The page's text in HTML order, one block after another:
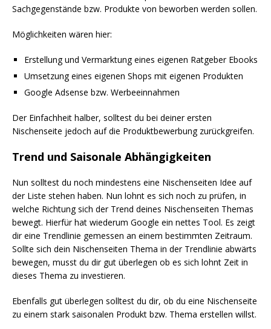
Sachgegenstände bzw. Produkte von beworben werden sollen.
Möglichkeiten wären hier:
Erstellung und Vermarktung eines eigenen Ratgeber Ebooks
Umsetzung eines eigenen Shops mit eigenen Produkten
Google Adsense bzw. Werbeeinnahmen
Der Einfachheit halber, solltest du bei deiner ersten
Nischenseite jedoch auf die Produktbewerbung zurückgreifen.
Trend und Saisonale Abhängigkeiten
Nun solltest du noch mindestens eine Nischenseiten Idee auf
der Liste stehen haben. Nun lohnt es sich noch zu prüfen, in
welche Richtung sich der Trend deines Nischenseiten Themas
bewegt. Hierfür hat wiederum Google ein nettes Tool. Es zeigt
dir eine Trendlinie gemessen an einem bestimmten Zeitraum.
Sollte sich dein Nischenseiten Thema in der Trendlinie abwärts
bewegen, musst du dir gut überlegen ob es sich lohnt Zeit in
dieses Thema zu investieren.
Ebenfalls gut überlegen solltest du dir, ob du eine Nischenseite
zu einem stark saisonalen Produkt bzw. Thema erstellen willst.